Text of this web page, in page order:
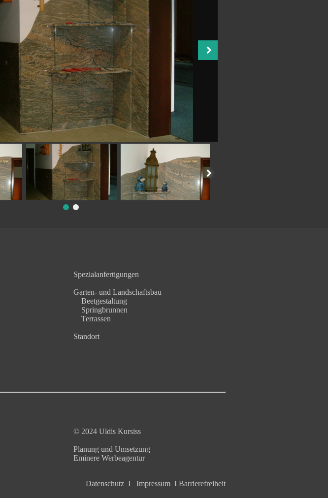
Spezialanfertigungen
Garten- und Landschaftsbau
Beetgestaltung
Springbrunnen
Terrassen
Standort
© 2024 Uldis Kursiss
Planung und Umsetzung
Eminere Werbeagentur
DatenschutzI ImpressumI Barrierefreiheit